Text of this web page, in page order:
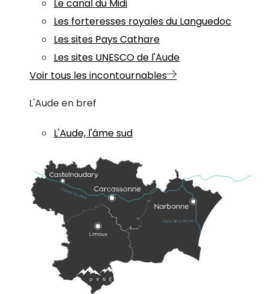
Le canal du Midi
Les forteresses royales du Languedoc
Les sites Pays Cathare
Les sites UNESCO de l'Aude
Voir tous les incontournables
L'Aude en bref
L'Aude, l'âme sud